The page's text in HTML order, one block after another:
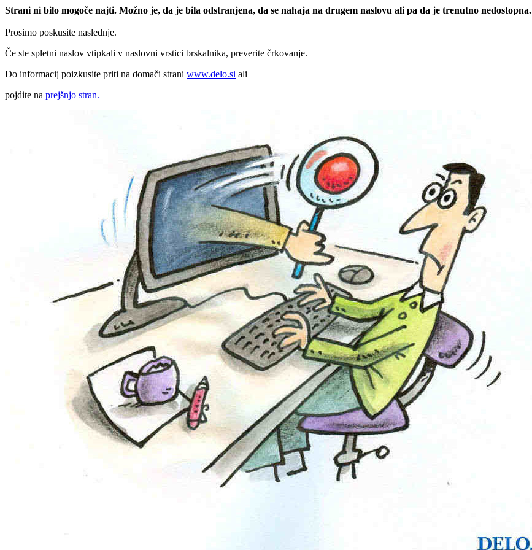
Strani ni bilo mogoče najti. Možno je, da je bila odstranjena, da se nahaja na drugem naslovu ali pa da je trenutno nedostopna.
Prosimo poskusite naslednje.
Če ste spletni naslov vtipkali v naslovni vrstici brskalnika, preverite črkovanje.
Do informacij poizkusite priti na domači strani www.delo.si ali
pojdite na prejšnjo stran.